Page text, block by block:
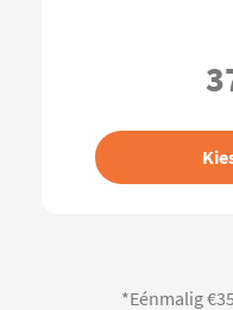
*Eénmalig